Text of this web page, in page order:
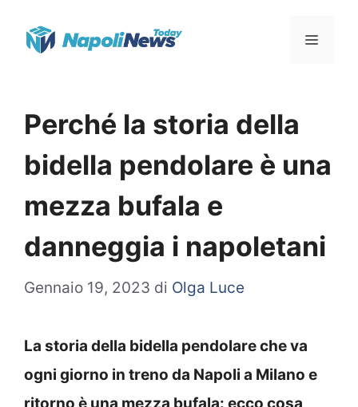
Menu
Perché la storia della
bidella pendolare è una
mezza bufala e
danneggia i napoletani
Gennaio 19, 2023 di Olga Luce
La storia della bidella pendolare che va
ogni giorno in treno da Napoli a Milano e
ritorno è una mezza bufala: ecco cosa